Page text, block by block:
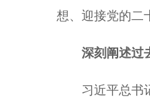
想、迎接党的二
深刻阐述过
习近平总书记